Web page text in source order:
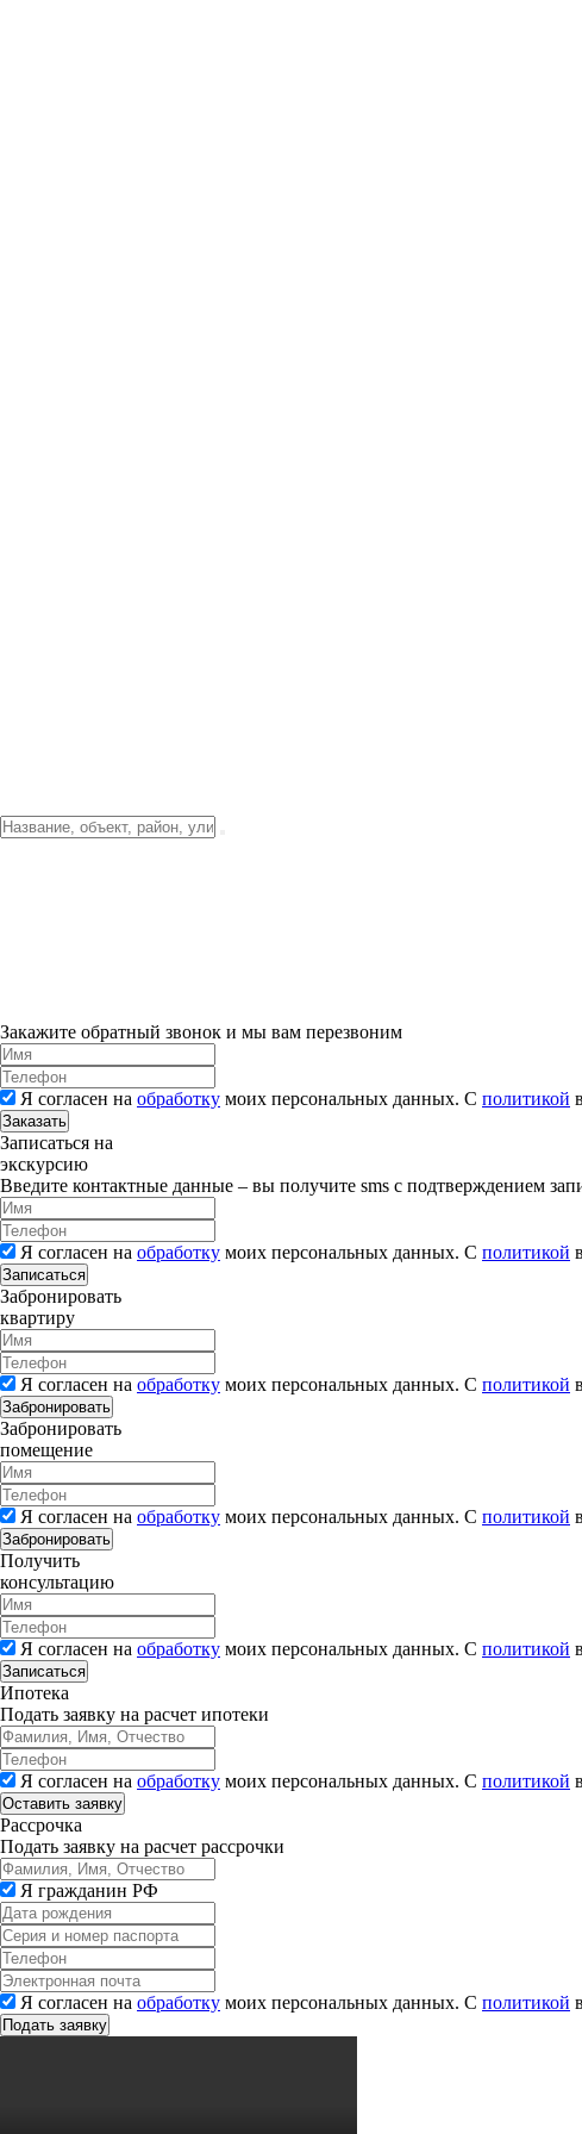
Закажите обратный звонок и мы вам перезвоним
Я согласен на обработку моих персональных данных. С политикой
Заказать
Записаться на
экскурсию
Введите контактные данные – вы получите sms с подтверждением
Я согласен на обработку моих персональных данных. С политикой
Записаться
Забронировать
квартиру
Я согласен на обработку моих персональных данных. С политикой
Забронировать
Забронировать
помещение
Я согласен на обработку моих персональных данных. С политикой
Забронировать
Получить
консультацию
Я согласен на обработку моих персональных данных. С политикой
Записаться
Ипотека
Подать заявку на расчет ипотеки
Я согласен на обработку моих персональных данных. С политикой
Рассрочка
Подать заявку на расчет рассрочки
Я гражданин РФ
Я согласен на обработку моих персональных данных. С политикой